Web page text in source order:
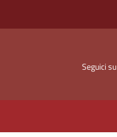
Seguici su